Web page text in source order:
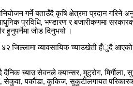
गर्ने बताउँदै कृषि क्षेत्रमा प्रदान
प्रविधि, भण्डारण र बजारीकणमा
हुनुपर्नेमा जोड दिनुभयो ।
जिल्लामा व्यावसायिक च्याउखेती हँुदै
च्याउ सेवनले क्यान्सर, मुटुरोग, मिर्गाैला,
सेकुवा, पकौडा, कुकिज, सुकुटीलगायत